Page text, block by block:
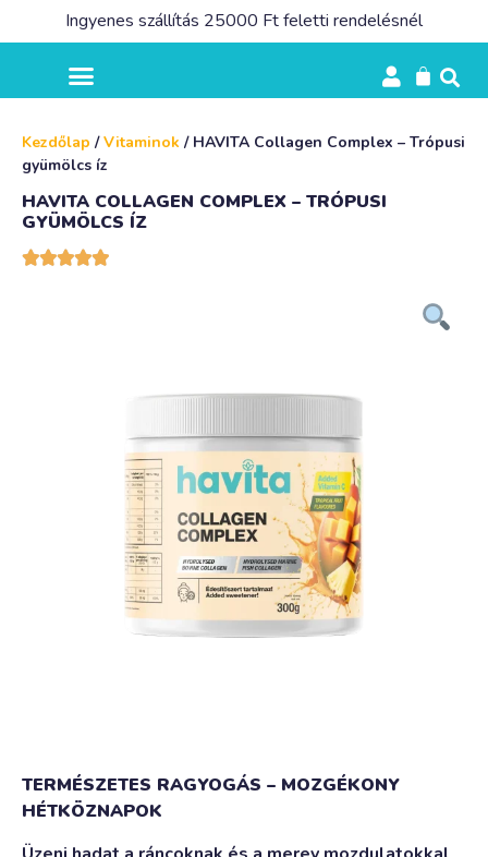
Ingyenes szállítás 25000 Ft feletti rendelésnél
Kezdőlap /Vitaminok / HAVITA Collagen Complex – Trópusi
gyümölcs íz
HAVITA COLLAGEN COMPLEX – TRÓPUSI
GYÜMÖLCS ÍZ

TERMÉSZETES RAGYOGÁS – MOZGÉKONY
HÉTKÖZNAPOK